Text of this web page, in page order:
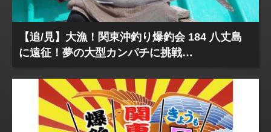
【追/見】大漁！関東沖釣り爆釣会 184 八丈島
に遠征！夢の大型カンパチに挑戦…